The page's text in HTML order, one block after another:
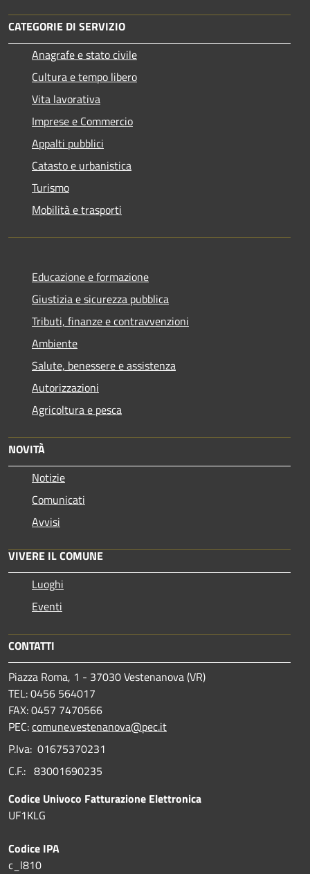
CATEGORIE DI SERVIZIO
Anagrafe e stato civile
Cultura e tempo libero
Vita lavorativa
Imprese e Commercio
Appalti pubblici
Catasto e urbanistica
Turismo
Mobilità e trasporti
Educazione e formazione
Giustizia e sicurezza pubblica
Tributi, finanze e contravvenzioni
Ambiente
Salute, benessere e assistenza
Autorizzazioni
Agricoltura e pesca
NOVITÀ
Notizie
Comunicati
Avvisi
VIVERE IL COMUNE
Luoghi
Eventi
CONTATTI
Piazza Roma, 1 - 37030 Vestenanova (VR)
TEL: 0456 564017
FAX: 0457 7470566
PEC:comune.vestenanova@pec.it
P.Iva: 01675370231
C.F.: 83001690235
Codice Univoco Fatturazione Elettronica
UF1KLG
Codice IPA
c_l810